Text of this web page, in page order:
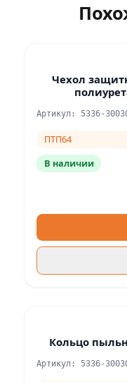
Чехол
Артикул: 5336-
ПТП64
В наличии
Кольцо
Артикул: 5336-